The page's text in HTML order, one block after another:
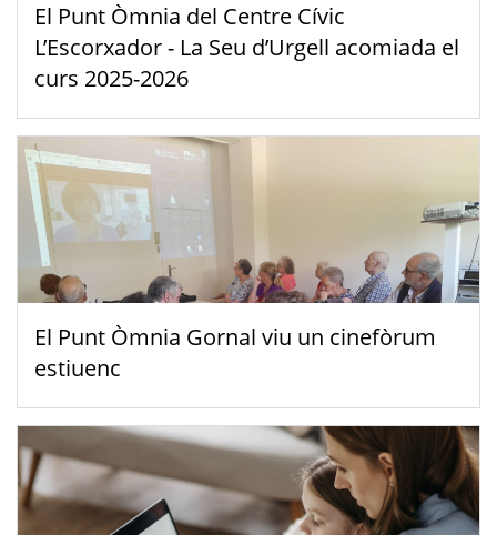
El Punt Òmnia del Centre Cívic
L’Escorxador - La Seu d’Urgell acomiada el
curs 2025-2026
El Punt Òmnia Gornal viu un cinefòrum
estiuenc